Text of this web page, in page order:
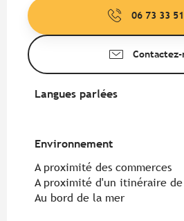
06 73 33 51
Contactez-
Langues parlées
Langues parlées
Environnement
Environnement
A proximité des commerces
A proximité d'un itinéraire
Au bord de la mer